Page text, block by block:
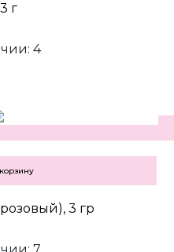
г
4
3 гр